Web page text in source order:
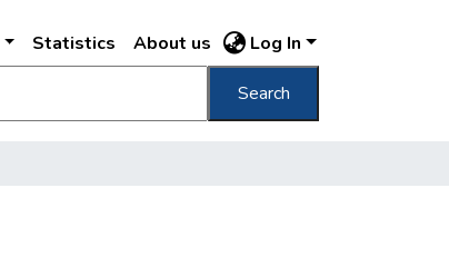
Statistics About us Log In
Search